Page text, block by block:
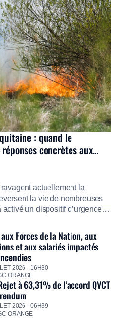
: quand le
concrètes aux
actuellement la
la vie de nombreuses
un dispositif d’urgence
le Groupe mobilise
afin de proposer un diagnostic
pour faire face aux
Forces de la Nation, aux
et aux salariés impactés
2026 - 16H30
ORANGE
à 63,31% de l’accord QVCT
2026 - 06H39
ORANGE